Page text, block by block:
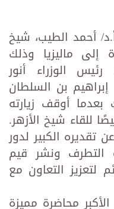
أحمد الطيب، شيخ
إلى ماليزيا وذلك
الوزراء أنور
إبراهيم بن السلطان
بعدما أوقف زيارته
للقاء شيخ الأزهر.
تقديره الكبير لدور
التطرف ونشر قيم
لتعزيز التعاون مع
محاضرة مميزة